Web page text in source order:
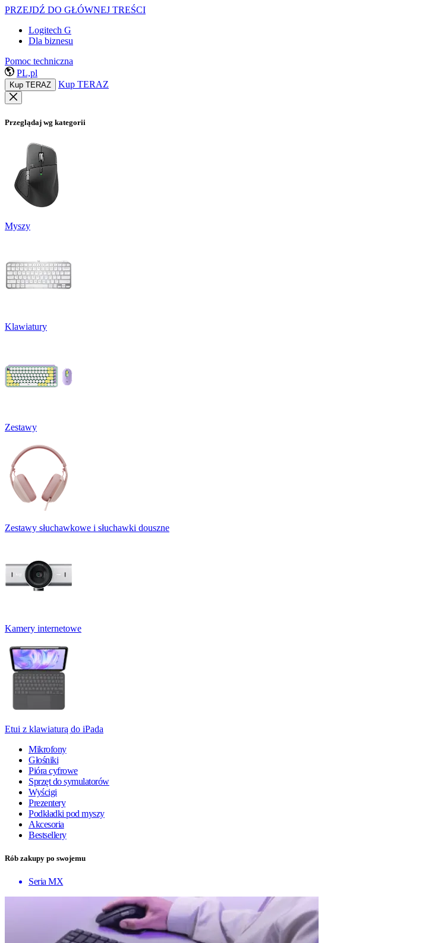
PRZEJDŹ DO GŁÓWNEJ TREŚCI
Logitech G
Dla biznesu
Pomoc techniczna
PL,pl
Kup TERAZ Kup TERAZ
Przeglądaj wg kategorii
Myszy
Klawiatury
Zestawy
Zestawy słuchawkowe i słuchawki douszne
Kamery internetowe
Etui z klawiaturą do iPada
Mikrofony
Głośniki
Pióra cyfrowe
Sprzęt do symulatorów
Wyścigi
Prezentery
Podkładki pod myszy
Akcesoria
Bestsellery
Rób zakupy po swojemu
Seria MX